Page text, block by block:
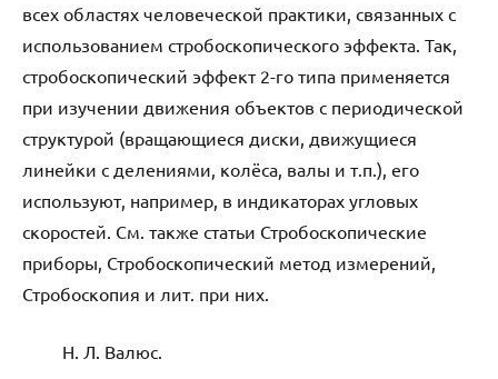
всех областях человеческой практики, связанных с
использованием стробоскопического эффекта. Так,
стробоскопический эффект 2-го типа применяется
при изучении движения объектов с периодической
структурой (вращающиеся диски, движущиеся
линейки с делениями, колёса, валы и т.п.), его
используют, например, в индикаторах угловых
скоростей. См. также статьи Стробоскопические
приборы, Стробоскопический метод измерений,
Стробоскопия и лит. при них.
Н. Л. Валюс.